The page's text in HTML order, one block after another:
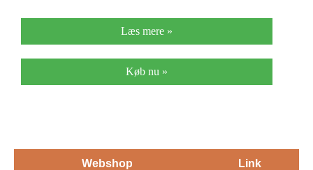
Læs mere »
Køb nu »
Webshop Link